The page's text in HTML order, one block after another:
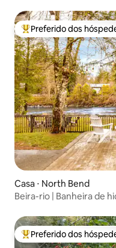
Entre os melhores
Preferido dos
Casa ⋅ North Bend
Beira-rio | Banheira de
Entre os melhores
Preferido dos